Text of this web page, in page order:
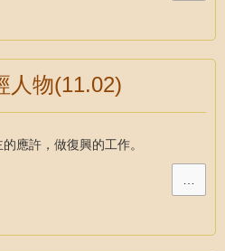
人物(11.02)
應許，做復興的工作。
…